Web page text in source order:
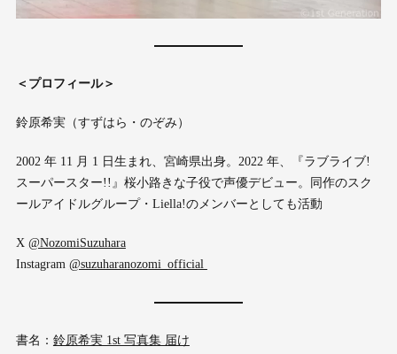
＜プロフィール＞
鈴原希実（すずはら・のぞみ）
2002 年 11 月 1 日生まれ、宮崎県出身。2022 年、『ラブライブ!
スーパースター!!』桜小路きな子役で声優デビュー。同作のスク
ールアイドルグループ・Liella!のメンバーとしても活動
X @NozomiSuzuhara
Instagram @suzuharanozomi_official
書名： 鈴原希実 1st 写真集 届け